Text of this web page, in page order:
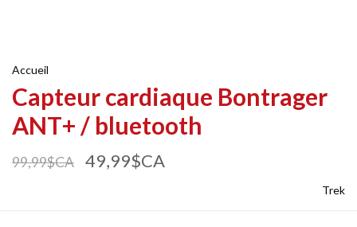
Accueil
Capteur cardiaque Bontrager
ANT+ / bluetooth
99,99$CA 49,99$CA
Trek